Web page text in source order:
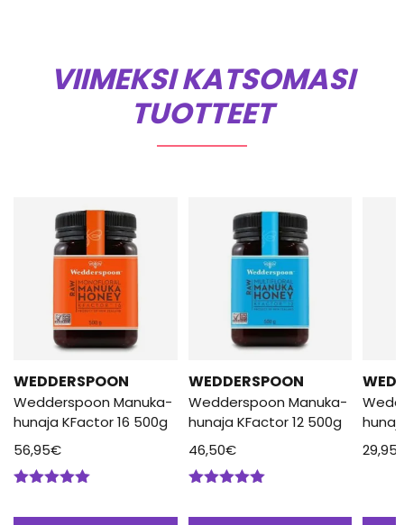
VIIMEKSI KATSOMASI
TUOTTEET
WEDDERSPOON
Wedderspoon Manuka-
hunaja KFactor 16 500g
56,95€
WEDDERSPOON
Wedderspoon Manuka-
hunaja KFactor 12 500g
46,50€
29,95